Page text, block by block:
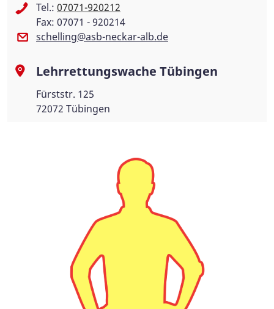
Tel.: 07071-920212
Fax: 07071 - 920214
schelling@asb-neckar-alb.de
Lehrrettungswache Tübingen
Fürststr. 125
72072 Tübingen